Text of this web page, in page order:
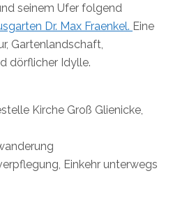
seinem Ufer folgend
Dr. Max Fraenkel. Eine
Gartenlandschaft,
dörflicher Idylle.
Kirche Groß Glienicke,
Einkehr unterwegs